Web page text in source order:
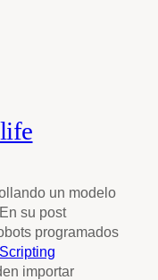
un modelo
su post
programados
importar